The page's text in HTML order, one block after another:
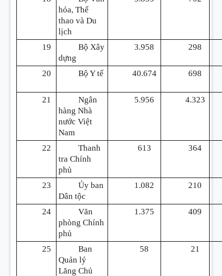
hóa, Thể
thao và Du
lịch
19
Bộ Xây
dựng
3.958 298
20 Bộ Y tế 40.674 698
21
Ngân
hàng Nhà
nước Việt
Nam
5.956 4.323
22
Thanh
tra Chính
phủ
613 364
23
Ủy ban
Dân tộc
1.082 210
24
Văn
phòng Chính
phủ
1.375 409
25
Ban
Quản lý
Lăng Chủ
58 21